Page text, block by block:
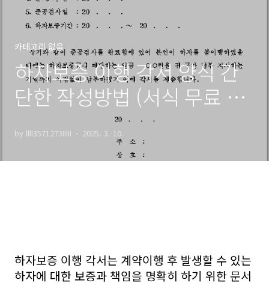
카테고리 없음
하자보증 이행 각서 양식 간
단한 작성방법 (서식 무료 버
by llll3571273IIIII 2025. 3. 10.
하자보증 이행 각서는 계약이행 후 발생할 수 있는
하자에 대한 보증과 책임을 명확히 하기 위한 문서